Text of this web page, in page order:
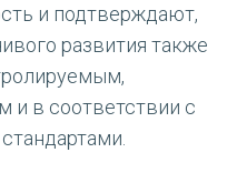
и подтверждают,
развития также
и в соответствии с